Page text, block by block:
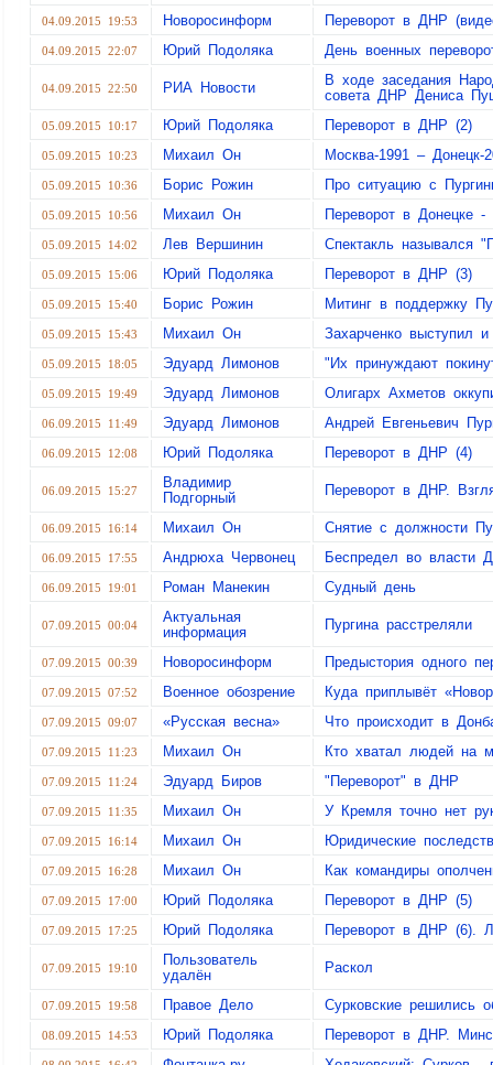
04.09.2015 19:53 Новоросинформ Переворот в ДНР
04.09.2015 22:07 Юрий Подоляка День военных
04.09.2015 22:50 РИА Новости
В ходе заседания
совета ДНР Дениса
05.09.2015 10:17 Юрий Подоляка Переворот в ДНР (2)
05.09.2015 10:23 Михаил Он Москва-1991 – Донецк-
05.09.2015 10:36 Борис Рожин Про ситуацию с
05.09.2015 10:56 Михаил Он Переворот в Донецке
05.09.2015 14:02 Лев Вершинин Спектакль назывался
05.09.2015 15:06 Юрий Подоляка Переворот в ДНР (3)
05.09.2015 15:40 Борис Рожин Митинг в поддержку
05.09.2015 15:43 Михаил Он Захарченко выступил
05.09.2015 18:05 Эдуард Лимонов "Их принуждают
05.09.2015 19:49 Эдуард Лимонов Олигарх Ахметов
06.09.2015 11:49 Эдуард Лимонов Андрей Евгеньевич
06.09.2015 12:08 Юрий Подоляка Переворот в ДНР (4)
06.09.2015 15:27
Владимир
Подгорный
Переворот в ДНР.
06.09.2015 16:14 Михаил Он Снятие с должности
06.09.2015 17:55 Андрюха Червонец Беспредел во власти
06.09.2015 19:01 Роман Манекин Судный день
07.09.2015 00:04
Актуальная
информация
Пургина расстреляли
07.09.2015 00:39 Новоросинформ Предыстория одного
07.09.2015 07:52 Военное обозрение Куда приплывёт
07.09.2015 09:07 «Русская весна» Что происходит в
07.09.2015 11:23 Михаил Он Кто хватал людей на
07.09.2015 11:24 Эдуард Биров "Переворот" в ДНР
07.09.2015 11:35 Михаил Он У Кремля точно нет
07.09.2015 16:14 Михаил Он Юридические
07.09.2015 16:28 Михаил Он Как командиры
07.09.2015 17:00 Юрий Подоляка Переворот в ДНР (5)
07.09.2015 17:25 Юрий Подоляка Переворот в ДНР (6).
07.09.2015 19:10
Пользователь
удалён
Раскол
07.09.2015 19:58 Правое Дело Сурковские решились
08.09.2015 14:53 Юрий Подоляка Переворот в ДНР.